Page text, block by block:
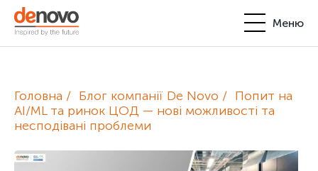
Меню
De Novo
+380-44-200-93-39
Головна Блог компанії De Novo
Попит на
AI/ML та ринок ЦОД — нові можливості та
несподівані проблеми